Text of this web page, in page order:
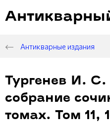
Антикварные издания
Тургенев И.
собрание
томах. Том 11,